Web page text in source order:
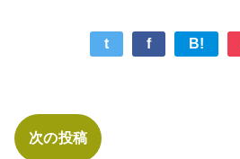
t f B!
次の投稿